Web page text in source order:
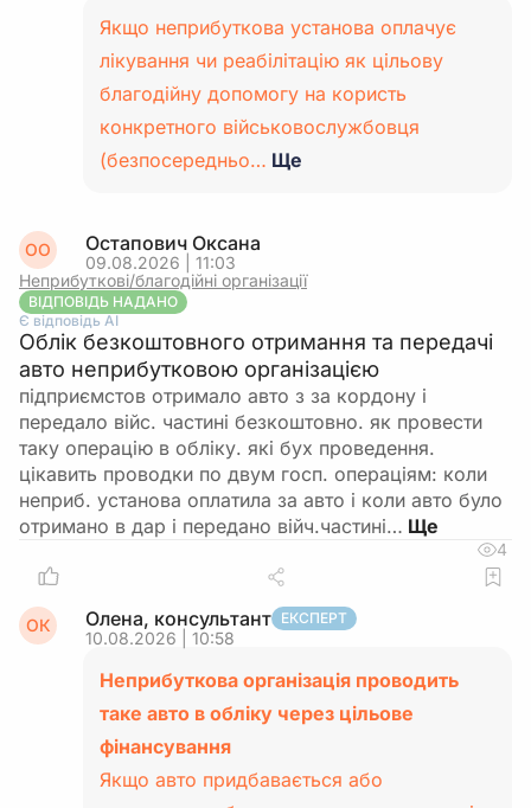
Якщо неприбуткова установа оплачує
лікування чи реабілітацію як цільову
благодійну допомогу на користь
конкретного військовослужбовця
(безпосередньо… Ще
ОО Остапович Оксана
09.08.2026 | 11:03
Неприбуткові/благодійні організації
ВІДПОВІДЬ НАДАНО
Є відповідь АІ
Облік безкоштовного отримання та передачі
авто неприбутковою організацією
підприємстов отримало авто з за кордону і
передало війс. частині безкоштовно. як провести
таку операцію в обліку. які бух проведення.
цікавить проводки по двум госп. операціям: коли
неприб. установа оплатила за авто і коли авто було
отримано в дар і передано війч.частині…
4
ОК Олена, консультант ЕКСПЕРТ
10.08.2026 | 10:58
Неприбуткова організація проводить
таке авто в обліку через цільове
фінансування
Якщо авто придбавається або